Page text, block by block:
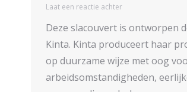
Laat een reactie achter
Deze slacouvert is ontworpen
Kinta. Kinta produceert haar
op duurzame wijze met oog
arbeidsomstandigheden,